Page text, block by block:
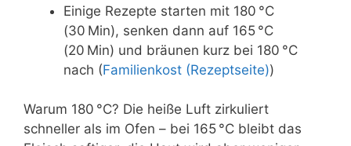
Einige Rezepte starten mit 180 °C
(30 Min), senken dann auf 165 °C
(20 Min) und bräunen kurz bei 180 °C
nach (Familienkost (Rezeptseite))
Warum 180 °C? Die heiße Luft zirkuliert
schneller als im Ofen – bei 165 °C bleibt das